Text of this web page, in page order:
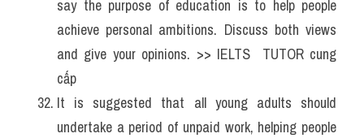
say the purpose of education is to help people
achieve personal ambitions. Discuss both views
and give your opinions. >> IELTS  TUTOR cung
cấp
It is suggested that all young adults should
undertake a period of unpaid work, helping people